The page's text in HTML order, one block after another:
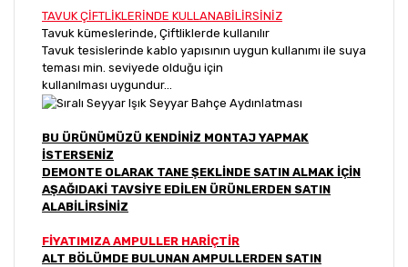
TAVUK ÇİFTLİKLERİNDE KULLANABİLİRSİNİZ
Tavuk kümeslerinde, Çiftliklerde kullanılır
Tavuk tesislerinde kablo yapısının uygun kullanımı ile suya
teması min. seviyede olduğu için
kullanılması uygundur...
BU ÜRÜNÜMÜZÜ KENDİNİZ MONTAJ YAPMAK
İSTERSENİZ
DEMONTE OLARAK TANE ŞEKLİNDE SATIN ALMAK İÇİN
AŞAĞIDAKİ TAVSİYE EDİLEN ÜRÜNLERDEN SATIN
ALABİLİRSİNİZ
FİYATIMIZA AMPULLER HARİÇTİR
ALT BÖLÜMDE BULUNAN AMPULLERDEN SATIN